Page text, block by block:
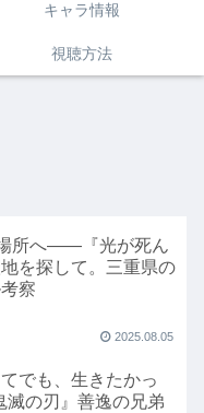
キャラ情報
視聴方法
場所へ——『光が死ん
を探して。三重県の
察
2025.08.05
てでも、生きたかっ
滅の刃』善逸の兄弟